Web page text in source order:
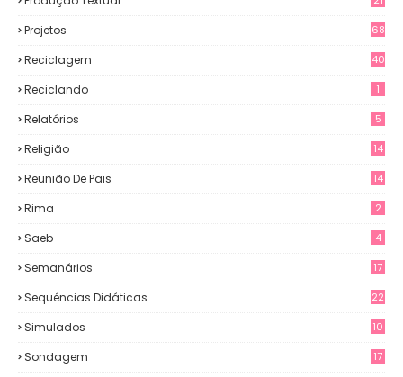
Projetos 68
Reciclagem 40
Reciclando 1
Relatórios 5
Religião 14
Reunião De Pais 14
Rima 2
Saeb 4
Semanários 17
Sequências Didáticas 22
Simulados 10
Sondagem 17